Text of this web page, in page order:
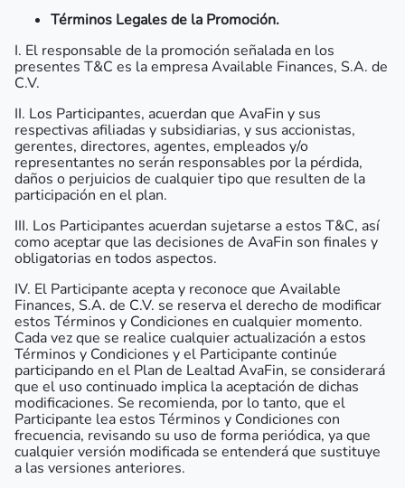
Términos Legales de la Promoción.
I. El responsable de la promoción señalada en los
presentes T&C es la empresa Available Finances, S.A. de
C.V.
II. Los Participantes, acuerdan que AvaFin y sus
respectivas afiliadas y subsidiarias, y sus accionistas,
gerentes, directores, agentes, empleados y/o
representantes no serán responsables por la pérdida,
daños o perjuicios de cualquier tipo que resulten de la
participación en el plan.
III. Los Participantes acuerdan sujetarse a estos T&C, así
como aceptar que las decisiones de AvaFin son finales y
obligatorias en todos aspectos.
IV. El Participante acepta y reconoce que Available
Finances, S.A. de C.V. se reserva el derecho de modificar
estos Términos y Condiciones en cualquier momento.
Cada vez que se realice cualquier actualización a estos
Términos y Condiciones y el Participante continúe
participando en el Plan de Lealtad AvaFin, se considerará
que el uso continuado implica la aceptación de dichas
modificaciones. Se recomienda, por lo tanto, que el
Participante lea estos Términos y Condiciones con
frecuencia, revisando su uso de forma periódica, ya que
cualquier versión modificada se entenderá que sustituye
a las versiones anteriores.